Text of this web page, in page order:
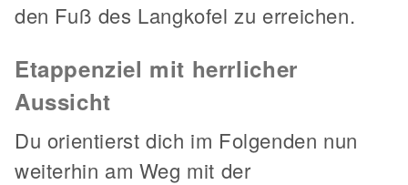
den Fuß des Langkofel zu erreichen.
Etappenziel mit herrlicher
Aussicht
Du orientierst dich im Folgenden nun
weiterhin am Weg mit der